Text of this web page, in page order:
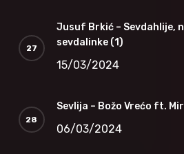
Jusuf Brkić – Sevdahlije,
sevdalinke (1)
15/03/2024
Sevlija – Božo Vrećo ft.
06/03/2024